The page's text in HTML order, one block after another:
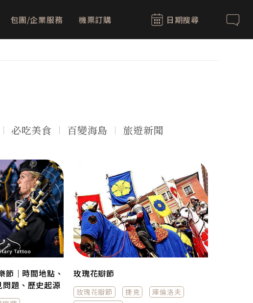
包團/企業服務 機票訂購 日期搜尋
聯絡我
必吃美食 百變海島 旅遊新聞
節｜時間地點、
題、歷史起源
玫瑰花瓣節
玫瑰花瓣節 捷克
庫倫洛夫